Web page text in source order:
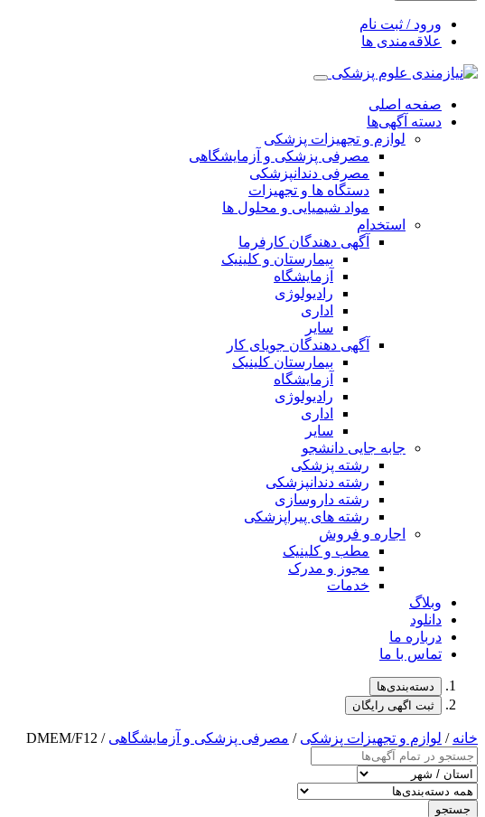
ورود / ثبت نام
علاقه‌مندی ها
صفحه اصلی
دسته آگهی‌ها
لوازم و تجهیزات پزشکی
مصرفی پزشکی و آزمایشگاهی
مصرفی دندانپزشکی
دستگاه ها و تجهیزات
مواد شیمیایی و محلول ها
استخدام
آگهی دهندگان کارفرما
بیمارستان و کلینیک
آزمایشگاه
رادیولوژی
اداری
سایر
آگهی دهندگان جویای کار
بیمارستان کلینیک
آزمایشگاه
رادیولوژی
اداری
سایر
جابه جایی دانشجو
رشته پزشکی
رشته دندانپزشکی
رشته داروسازی
رشته های پیراپزشکی
اجاره و فروش
مطب و کلینیک
مجوز و مدرک
خدمات
وبلاگ
دانلود
درباره ما
تماس با ما
دسته‌بندی‌ها
ثبت اگهی رایگان
خانه / لوازم و تجهیزات پزشکی / مصرفی پزشکی و آزمایشگاهی / DMEM/F12
جستجو